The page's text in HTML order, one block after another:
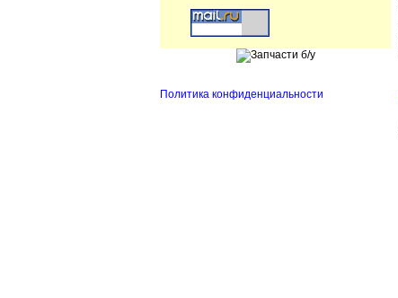
Политика конфиденциальности